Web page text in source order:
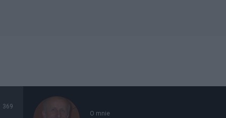
369
O mnie